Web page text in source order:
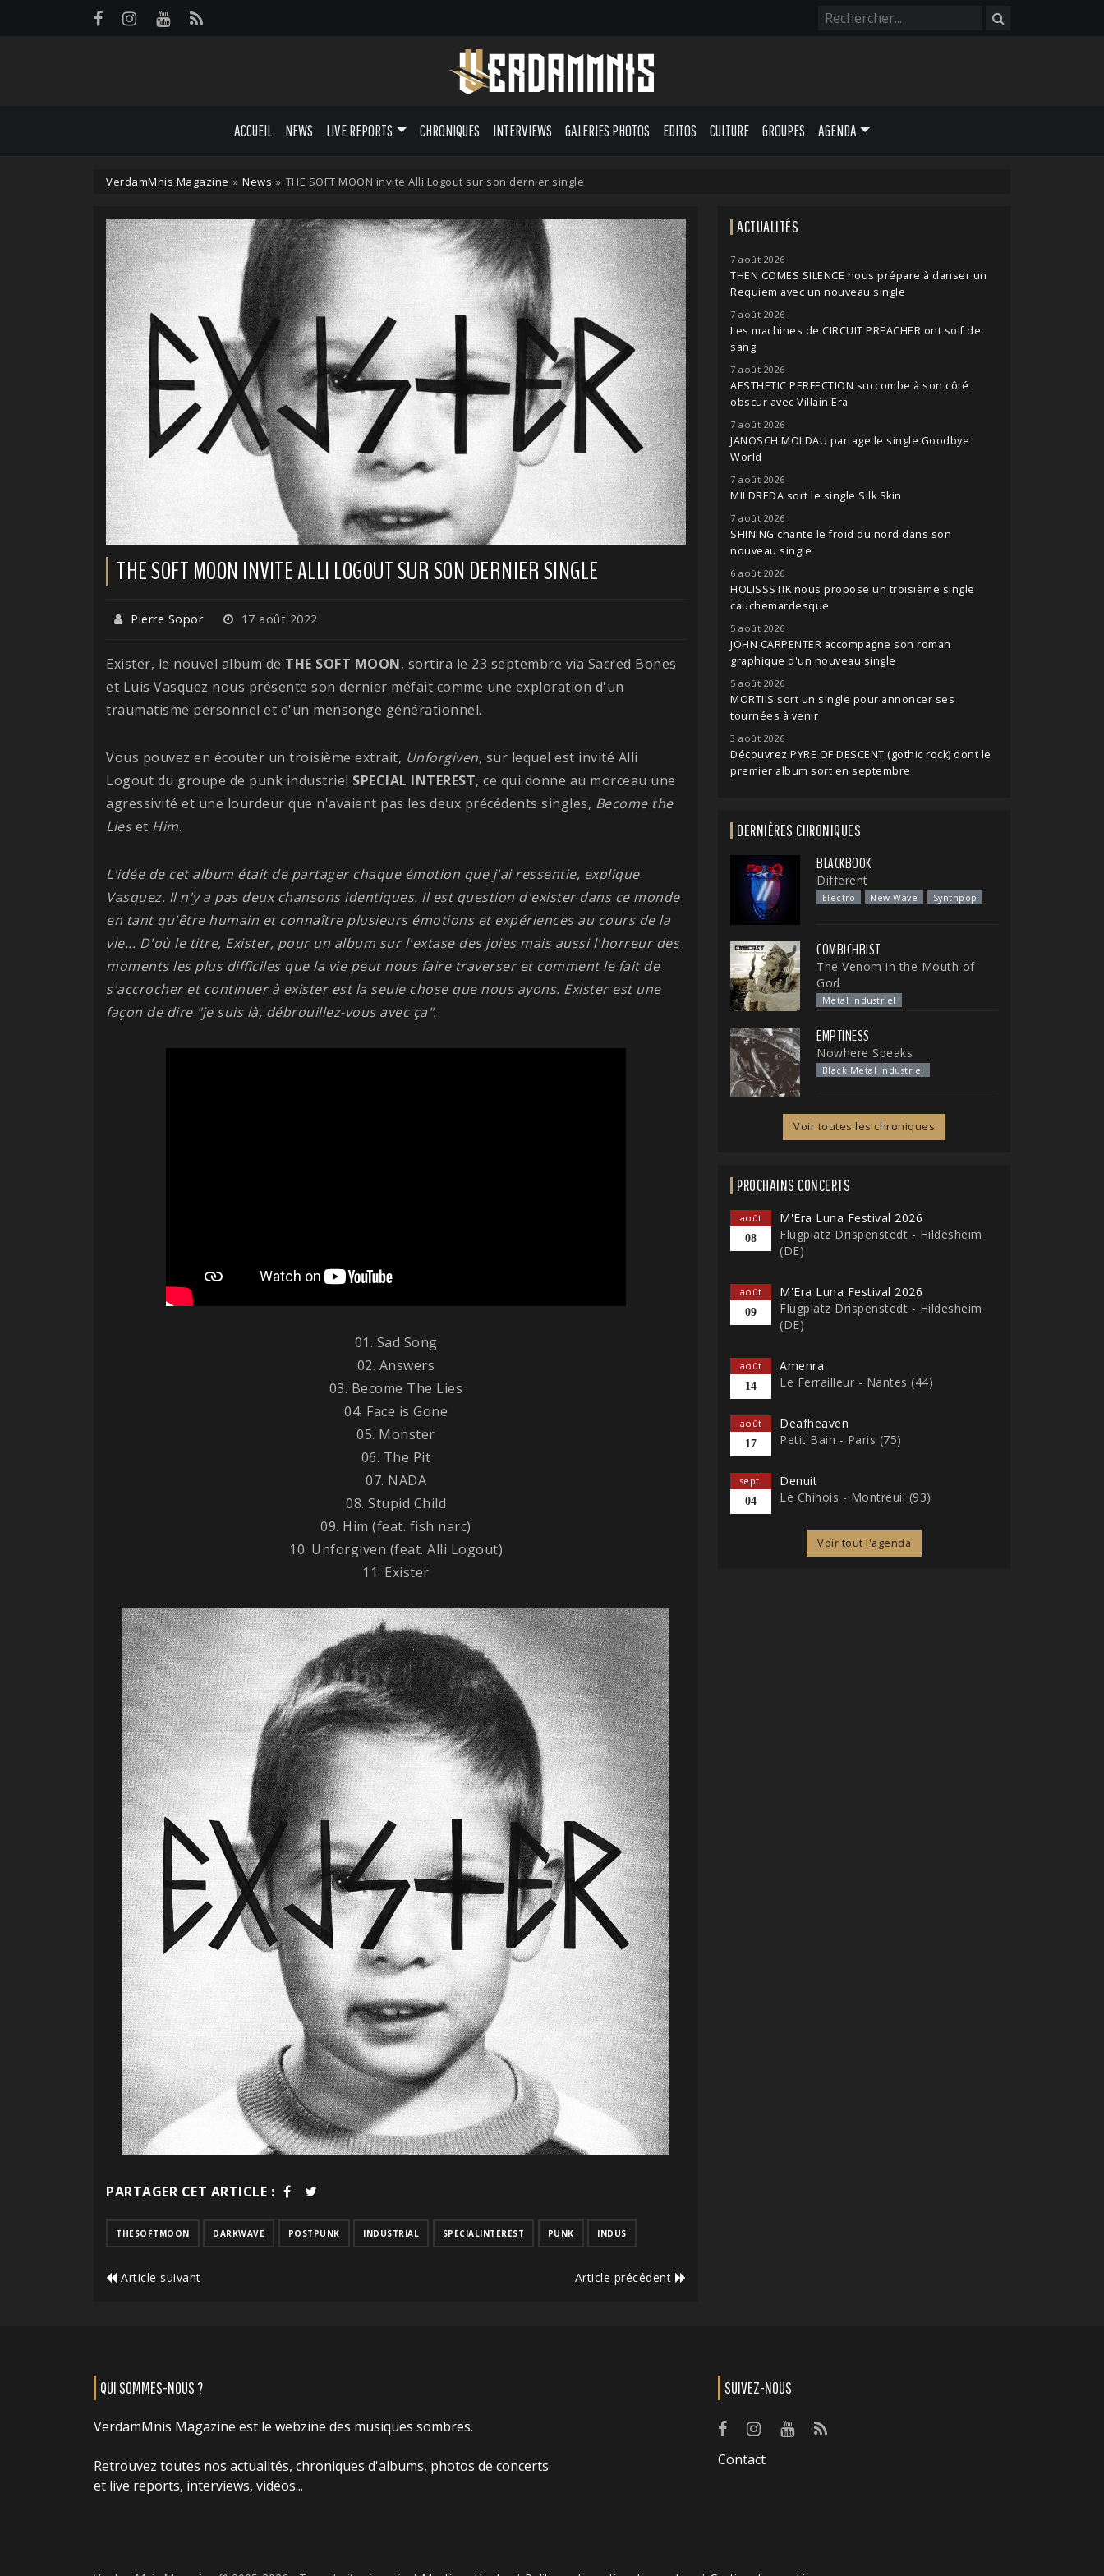
ACCUEIL NEWS LIVE REPORTS CHRONIQUES INTERVIEWS GALERIES PHOTOS EDITOS CULTURE GROUPES AGENDA
VerdamMnis Magazine » News » THE SOFT MOON invite Alli Logout sur son dernier single
THE SOFT MOON INVITE ALLI LOGOUT SUR SON DERNIER SINGLE
Pierre Sopor 17 août 2022
Exister, le nouvel album de THE SOFT MOON, sortira le 23 septembre via Sacred Bones
et Luis Vasquez nous présente son dernier méfait comme une exploration d'un
traumatisme personnel et d'un mensonge générationnel.
Vous pouvez en écouter un troisième extrait, Unforgiven, sur lequel est invité Alli
Logout du groupe de punk industriel SPECIAL INTEREST, ce qui donne au morceau une
agressivité et une lourdeur que n'avaient pas les deux précédents singles, Become the
Lieset Him.
L'idée de cet album était de partager chaque émotion que j'ai ressentie, explique
Vasquez. Il n'y a pas deux chansons identiques. Il est question d'exister dans ce monde
en tant qu'être humain et connaître plusieurs émotions et expériences au cours de la
vie... D'où le titre, Exister, pour un album sur l'extase des joies mais aussi l'horreur des
moments les plus difficiles que la vie peut nous faire traverser et comment le fait de
s'accrocher et continuer à exister est la seule chose que nous ayons. Exister est une
façon de dire "je suis là, débrouillez-vous avec ça".
01. Sad Song
02. Answers
03. Become The Lies
04. Face is Gone
05. Monster
06. The Pit
07. NADA
08. Stupid Child
09. Him (feat. fish narc)
10. Unforgiven (feat. Alli Logout)
11. Exister
PARTAGER CET ARTICLE :
THESOFTMOON DARKWAVE POSTPUNK INDUSTRIAL SPECIALINTEREST PUNK INDUS
Article suivant Article précédent
ACTUALITÉS
7 août 2026
THEN COMES SILENCE nous prépare à danser un
Requiem avec un nouveau single
7 août 2026
Les machines de CIRCUIT PREACHER ont soif de
sang
7 août 2026
AESTHETIC PERFECTION succombe à son côté
obscur avec Villain Era
7 août 2026
JANOSCH MOLDAU partage le single Goodbye
World
7 août 2026
MILDREDA sort le single Silk Skin
7 août 2026
SHINING chante le froid du nord dans son
nouveau single
6 août 2026
HOLISSSTIK nous propose un troisième single
cauchemardesque
5 août 2026
JOHN CARPENTER accompagne son roman
graphique d'un nouveau single
5 août 2026
MORTIIS sort un single pour annoncer ses
tournées à venir
3 août 2026
Découvrez PYRE OF DESCENT (gothic rock) dont le
premier album sort en septembre
DERNIÈRES CHRONIQUES
BLACKBOOK
Different
Electro New Wave Synthpop
COMBICHRIST
The Venom in the Mouth of
God
Metal Industriel
EMPTINESS
Nowhere Speaks
Black Metal Industriel
Voir toutes les chroniques
PROCHAINS CONCERTS
août
08
M'Era Luna Festival 2026
Flugplatz Drispenstedt - Hildesheim
(DE)
août
09
M'Era Luna Festival 2026
Flugplatz Drispenstedt - Hildesheim
(DE)
août
14
Amenra
Le Ferrailleur - Nantes (44)
août
17
Deafheaven
Petit Bain - Paris (75)
sept.
04
Denuit
Le Chinois - Montreuil (93)
Voir tout l'agenda
QUI SOMMES-NOUS ?
VerdamMnis Magazine est le webzine des musiques sombres.
Retrouvez toutes nos actualités, chroniques d'albums, photos de concerts
et live reports, interviews, vidéos...
SUIVEZ-NOUS
Contact
Panneau de gestion des cookies